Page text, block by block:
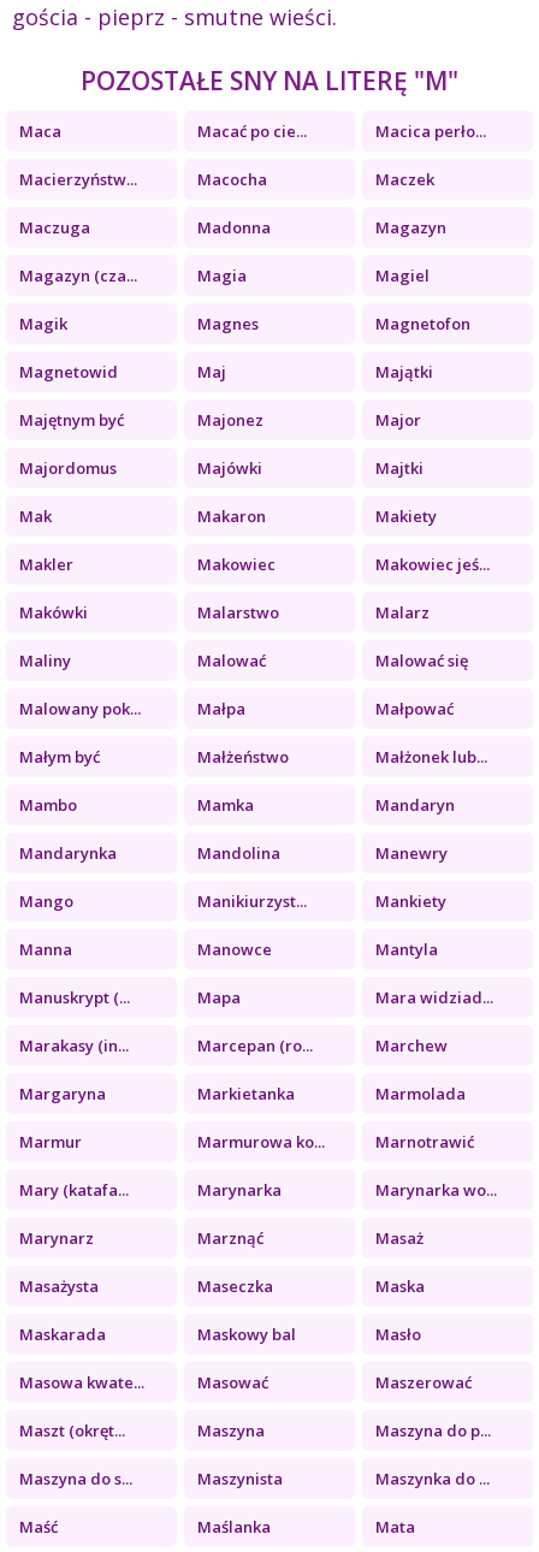
gościa - pieprz - smutne wieści.
POZOSTAŁE SNY NA LITERĘ "M"
Maca Macać po cie... Macica perło...
Macierzyństw... Macocha Maczek
Maczuga Madonna Magazyn
Magazyn (cza... Magia Magiel
Magik Magnes Magnetofon
Magnetowid Maj Majątki
Majętnym być Majonez Major
Majordomus Majówki Majtki
Mak Makaron Makiety
Makler Makowiec Makowiec jeś...
Makówki Malarstwo Malarz
Maliny Malować Malować się
Malowany pok... Małpa Małpować
Małym być Małżeństwo Małżonek lub...
Mambo Mamka Mandaryn
Mandarynka Mandolina Manewry
Mango Manikiurzyst... Mankiety
Manna Manowce Mantyla
Manuskrypt (... Mapa Mara widziad...
Marakasy (in... Marcepan (ro... Marchew
Margaryna Markietanka Marmolada
Marmur Marmurowa ko... Marnotrawić
Mary (katafa... Marynarka Marynarka wo...
Marynarz Marznąć Masaż
Masażysta Maseczka Maska
Maskarada Maskowy bal Masło
Masowa kwate... Masować Maszerować
Maszt (okręt... Maszyna Maszyna do p...
Maszyna do s... Maszynista Maszynka do ...
Maść Maślanka Mata